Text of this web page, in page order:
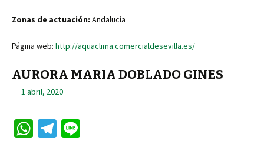
Zonas de actuación: Andalucía
Página web: http://aquaclima.comercialdesevilla.es/
AURORA MARIA DOBLADO GINES
1 abril, 2020
W Te